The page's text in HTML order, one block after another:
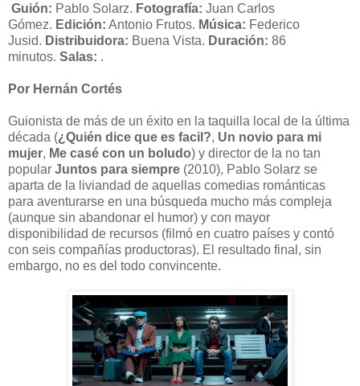
Guión: Pablo Solarz. Fotografía: Juan Carlos
Gómez. Edición: Antonio Frutos. Música: Federico
Jusid. Distribuidora: Buena Vista. Duración: 86
minutos. Salas: .
Por Hernán Cortés
Guionista de más de un éxito en la taquilla local de la última
década (¿Quién dice que es facil?, Un novio para mi
mujer, Me casé con un boludo) y director de la no tan
popular Juntos para siempre (2010), Pablo Solarz se
aparta de la liviandad de aquellas comedias románticas
para aventurarse en una búsqueda mucho más compleja
(aunque sin abandonar el humor) y con mayor
disponibilidad de recursos (filmó en cuatro países y contó
con seis compañías productoras). El resultado final, sin
embargo, no es del todo convincente.